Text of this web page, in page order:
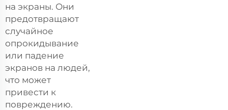
на экраны. Они
предотвращают
случайное
опрокидывание
или падение
экранов на людей,
что может
привести к
повреждению.